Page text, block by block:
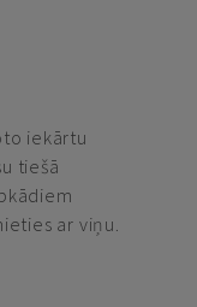
iekārtu
tiešā
ar viņu.